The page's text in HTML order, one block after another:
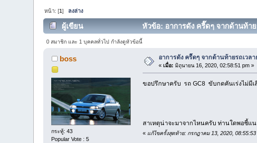
หน้า: [1] ลงล่าง
ผู้เขียน หัวข้อ: อาการดัง ครื๊ดๆ จากด้านท้า
0 สมาชิก และ 1 บุคคลทั่วไป กำลังดูหัวข้อนี้
boss
กระทู้: 43
Popular Vote : 5
อาการดัง ครื๊ดๆ จากด้านท้ายรถเวล
«เมื่อ: มิถุนายน 16, 2020, 02:58:51 pm »
ขอปรึกษาครับ รถ GC8 ขับกดคันเร่งไม่มีเ
สาเหตุน่าจะมาจากไหนครับ ท่านใดพอชี้แ
« แก้ไขครั้งสุดท้าย: กรกฎาคม 13, 2020,